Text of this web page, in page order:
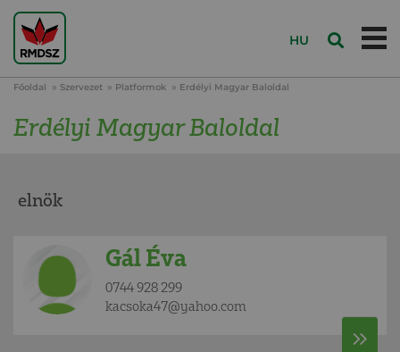
HU
Főoldal Szervezet Platformok Erdélyi Magyar Baloldal
Erdélyi Magyar Baloldal
elnök
Gál Éva
0744 928 299
kacsoka47@yahoo.com